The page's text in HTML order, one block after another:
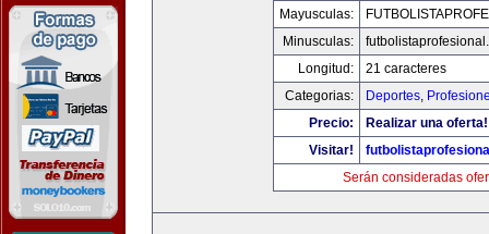
Mayusculas:
Minusculas:
Longitud:
21 caracteres
Categorias:
Deportes,
Precio:
Realizar una oferta!
Visitar!
Serán consideradas